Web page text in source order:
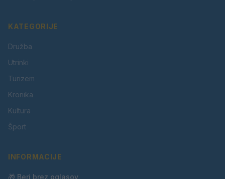
KATEGORIJE
Družba
Utrinki
Turizem
Kronika
Kultura
Šport
INFORMACIJE
🎁 Beri brez oglasov